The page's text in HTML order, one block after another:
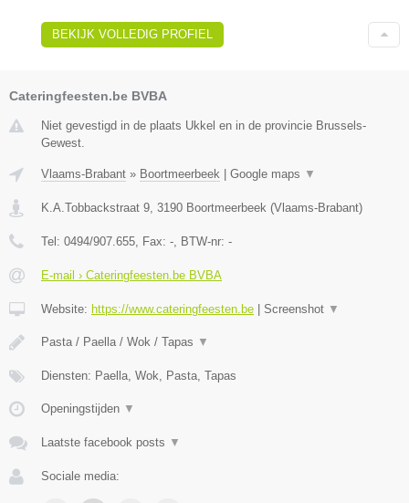
BEKIJK VOLLEDIG PROFIEL
Cateringfeesten.be BVBA
Niet gevestigd in de plaats Ukkel en in de provincie Brussels-
Gewest.
Vlaams-Brabant » Boortmeerbeek Google maps ▼
K.A.Tobbackstraat 9 3190 Boortmeerbeek (Vlaams-Brabant)
Tel: 0494/907.655 , Fax: - , BTW-nr: -
E-mail › Cateringfeesten.be BVBA
Website: https://www.cateringfeesten.be Screenshot ▼
Pasta / Paella / Wok / Tapas ▼
Diensten: Paella, Wok, Pasta, Tapas
Openingstijden ▼
Laatste facebook posts ▼
Sociale media: